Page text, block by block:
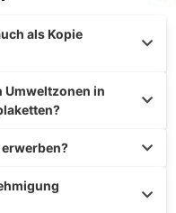
als Kopie
Umweltzonen in